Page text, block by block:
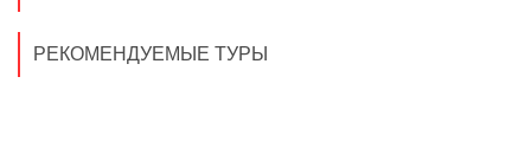
РЕКОМЕНДУЕМЫЕ ТУРЫ